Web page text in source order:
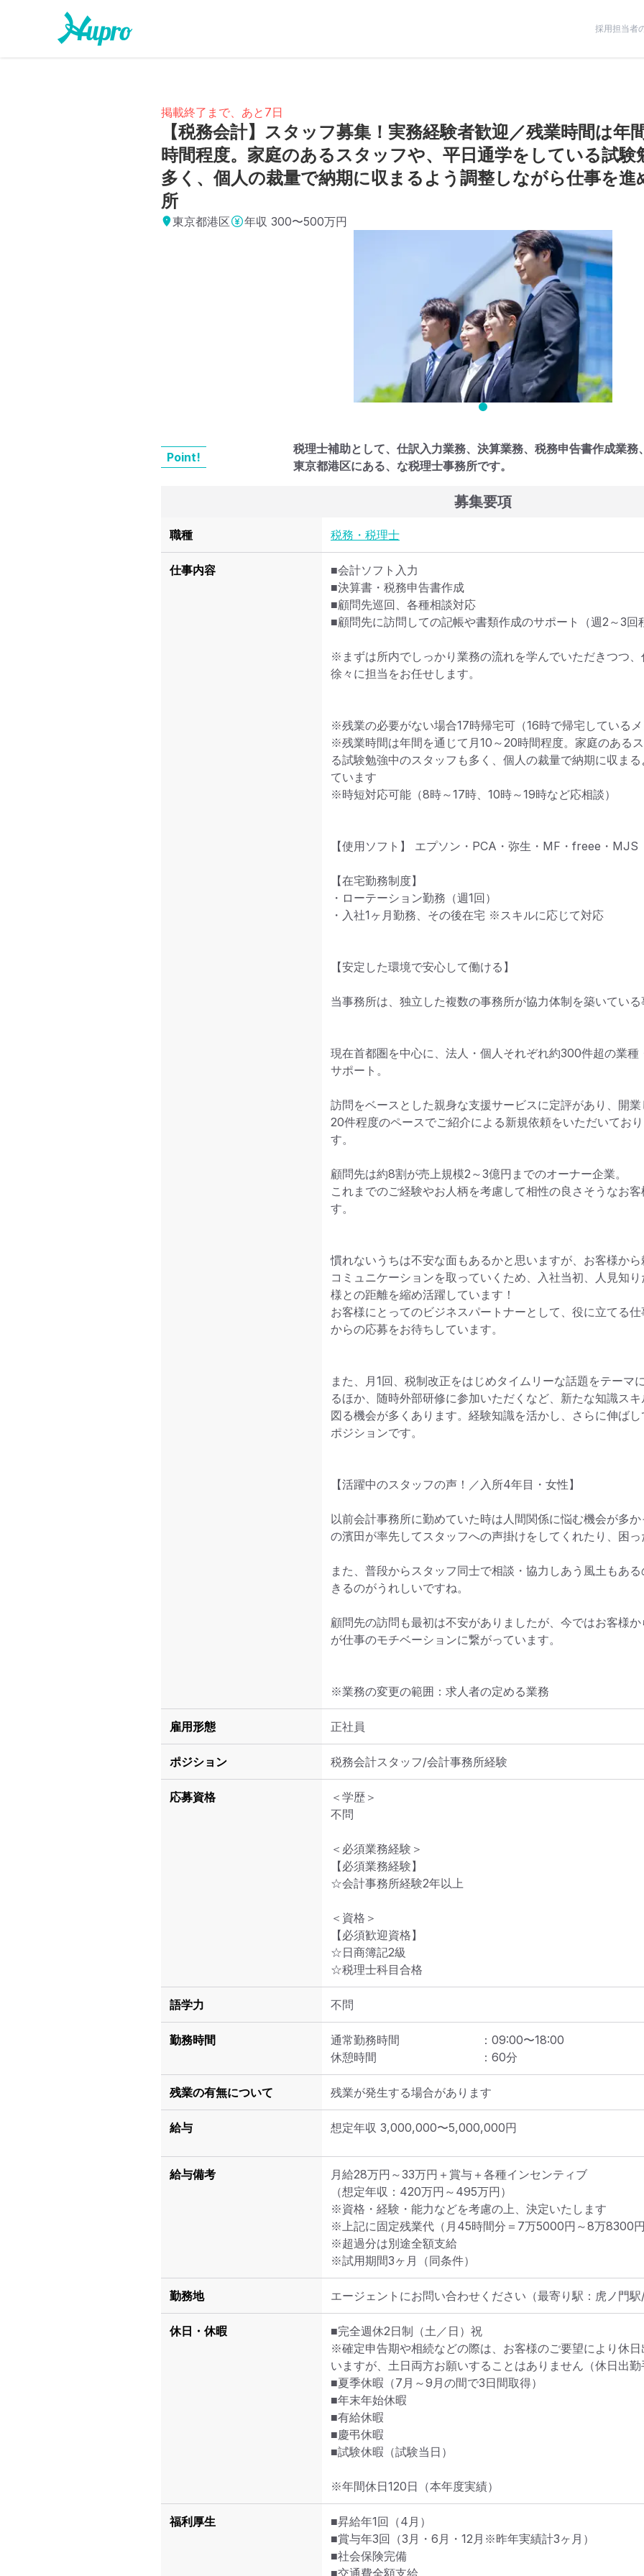
採用担当者
掲載終了まで、あと7日
【税務会計】スタッフ募集！実務経験者歓迎／残業時間は年
時間程度。家庭のあるスタッフや、平日通学をしている試験
多く、個人の裁量で納期に収まるよう調整しながら仕事を進
所
東京都港区 年収 300〜500万円
Point!
税理士補助として、仕訳入力業務、決算業務、税務申告書作成業務
東京都港区にある、な税理士事務所です。
募集要項
職種 税務・税理士
仕事内容
■会計ソフト入力
■決算書・税務申告書作成
■顧問先巡回、各種相談対応
■顧問先に訪問しての記帳や書類作成のサポート（週2～3回
※まずは所内でしっかり業務の流れを学んでいただきつつ
徐々に担当をお任せします。
※残業の必要がない場合17時帰宅可（16時で帰宅しているメ
※残業時間は年間を通じて月10～20時間程度。家庭のある
る試験勉強中のスタッフも多く、個人の裁量で納期に収ま
ています
※時短対応可能（8時～17時、10時～19時など応相談）
【使用ソフト】 エプソン・PCA・弥生・MF・freee・MJS
【在宅勤務制度】
・ローテーション勤務（週1回）
・入社1ヶ月勤務、その後在宅 ※スキルに応じて対応
【安定した環境で安心して働ける】
当事務所は、独立した複数の事務所が協力体制を築いている
現在首都圏を中心に、法人・個人それぞれ約300件超の業種
サポート。
訪問をベースとした親身な支援サービスに定評があり、開
20件程度のペースでご紹介による新規依頼をいただいてお
す。
顧問先は約8割が売上規模2～3億円までのオーナー企業。
これまでのご経験やお人柄を考慮して相性の良さそうなお
す。
慣れないうちは不安な面もあるかと思いますが、お客様か
コミュニケーションを取っていくため、入社当初、人見知
様との距離を縮め活躍しています！
お客様にとってのビジネスパートナーとして、役に立てる
からの応募をお待ちしています。
また、月1回、税制改正をはじめタイムリーな話題をテーマ
るほか、随時外部研修に参加いただくなど、新たな知識ス
図る機会が多くあります。経験知識を活かし、さらに伸ば
ポジションです。
【活躍中のスタッフの声！／入所4年目・女性】
以前会計事務所に勤めていた時は人間関係に悩む機会が多
の濱田が率先してスタッフへの声掛けをしてくれたり、困っ
また、普段からスタッフ同士で相談・協力しあう風土もあ
きるのがうれしいですね。
顧問先の訪問も最初は不安がありましたが、今ではお客様
が仕事のモチベーションに繋がっています。
※業務の変更の範囲：求人者の定める業務
雇用形態 正社員
ポジション 税務会計スタッフ/会計事務所経験
応募資格
＜学歴＞
不問
＜必須業務経験＞
【必須業務経験】
☆会計事務所経験2年以上
＜資格＞
【必須歓迎資格】
☆日商簿記2級
☆税理士科目合格
語学力 不問
勤務時間 通常勤務時間 ： 09:00〜18:00
休憩時間
： 60分
残業の有無について 残業が発生する場合があります
給与 想定年収 3,000,000〜5,000,000円
給与備考
月給28万円～33万円＋賞与＋各種インセンティブ
（想定年収：420万円～495万円）
※資格・経験・能力などを考慮の上、決定いたします
※上記に固定残業代（月45時間分＝7万5000円～8万8300
※超過分は別途全額支給
※試用期間3ヶ月（同条件）
勤務地 エージェントにお問い合わせください （最寄り駅：虎ノ門
休日・休暇
■完全週休2日制（土／日）祝
※確定申告期や相続などの際は、お客様のご要望により休
いますが、土日両方お願いすることはありません（休日出勤
■夏季休暇（7月～9月の間で3日間取得）
■年末年始休暇
■有給休暇
■慶弔休暇
■試験休暇（試験当日）
※年間休日120日（本年度実績）
福利厚生
■昇給年1回（4月）
■賞与年3回（3月・6月・12月※昨年実績計3ヶ月）
■社会保険完備
■交通費全額支給